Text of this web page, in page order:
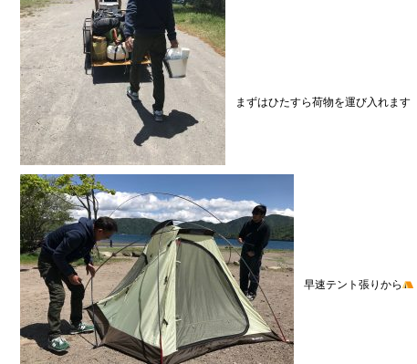
まずはひたすら荷物を運び入れます
早速テント張りから